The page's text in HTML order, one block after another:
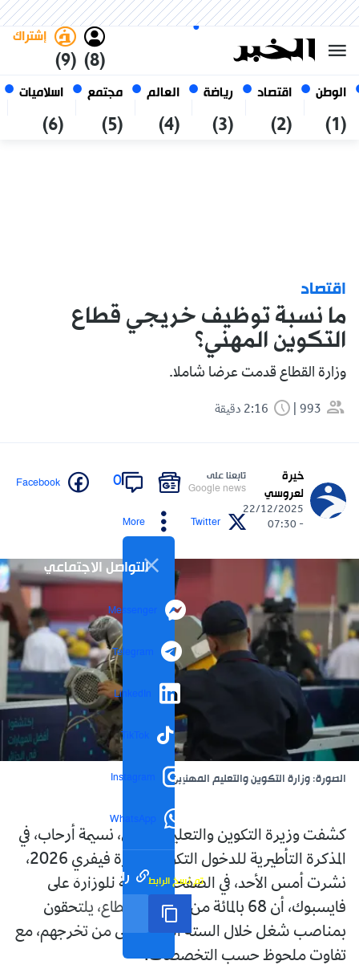
الوطن
(1)
اقتصاد
(2)
رياضة
(3)
العالم
(4)
مجتمع
(5)
اسلاميات
(6)
(8)
إشتراك
(9)
07 أغسطس 2026
الجزائر
اقتصاد
ما نسبة توظيف خريجي قطاع
التكوين المهني؟
وزارة القطاع قدمت عرضا شاملا.
993
خيرة
لعروسي
22/12/2025
- 07:30
تابعنا على
Google news
0
Facebook
Twitter
More
التواصل الاجتماعي
Messenger
Telegram
LinkedIn
TikTok
Instagram
WhatsApp
رابط مختصر تم نسخ الرابط
الصورة: وزارة التكوين والتعليم المهنيين
كشفت وزيرة التكوين والتعليم المهنيين، نسيمة أرحاب، في
المذكرة التأطيرية للدخول التكويني، دورة فيفري 2026،
نشرت أمس الأحد، في الصفحة الرسمية للوزارة على
فايسبوك، أن 68 بالمائة من خريجي القطاع، يلتحقون
بمناصب شغل خلال الستة أشهر الأولى من تخرجهم، مع
تفاوت ملحوظ حسب التخصصات.